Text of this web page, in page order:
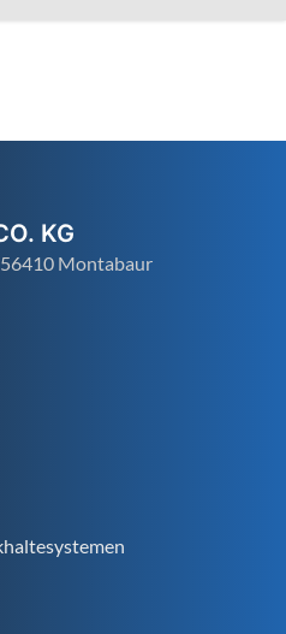
KG
56410 Montabaur